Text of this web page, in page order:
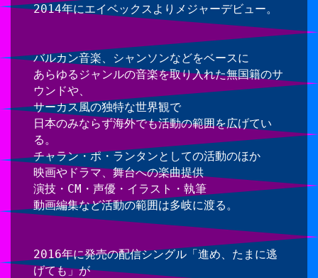
2014年にエイベックスよりメジャーデビュー。
バルカン音楽、シャンソンなどをベースに
あらゆるジャンルの音楽を取り入れた無国籍のサ
ウンドや、
サーカス風の独特な世界観で
日本のみならず海外でも活動の範囲を広げてい
る。
チャラン・ポ・ランタンとしての活動のほか
映画やドラマ、舞台への楽曲提供
演技・CM・声優・イラスト・執筆
動画編集など活動の範囲は多岐に渡る。
2016年に発売の配信シングル「進め、たまに逃
げても」が